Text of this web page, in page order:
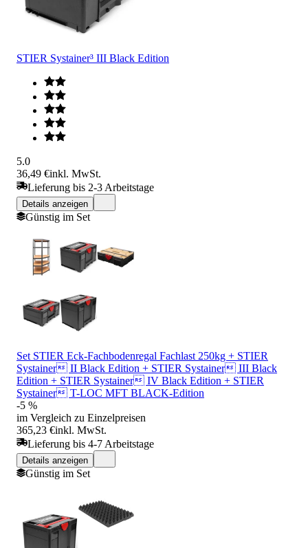
STIER Systainer³ III Black Edition
5.0
36,49 €inkl. MwSt.
Lieferung bis 2-3 Arbeitstage
Details anzeigen
Günstig im Set
Set STIER Eck-Fachbodenregal Fachlast 250kg + STIER
Systainer II Black Edition + STIER Systainer III Black
Edition + STIER Systainer IV Black Edition + STIER
Systainer T-LOC MFT BLACK-Edition
-5 %
im Vergleich zu Einzelpreisen
365,23 €inkl. MwSt.
Lieferung bis 4-7 Arbeitstage
Details anzeigen
Günstig im Set